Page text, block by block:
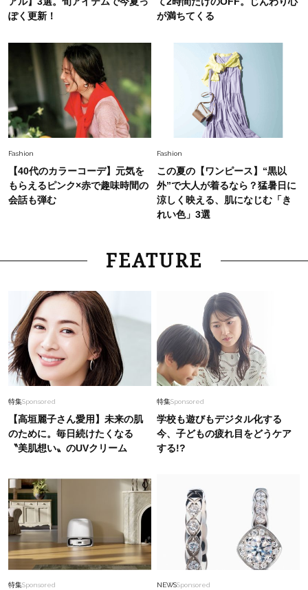
ぽく更新！
が満ちてくる
Fashion
【40代のカラーコーデ】元気を
もらえるピンク×赤で趣味時間の
会話も弾む
Fashion
この夏の【ワンピース】“黒以
外”で大人が着るなら？猛暑日に
涼しく映える、肌になじむ「き
れい色」3選
FEATURE
特集Sponsored
【高垣麗子さん愛用】未来の肌
のために。毎日続けたくなる
〝美肌想い〟のUVクリーム
特集Sponsored
学校も遊びもデジタル化する
今、子どもの疲れ目をどうケア
する!?
特集Sponsored NEWSSponsored